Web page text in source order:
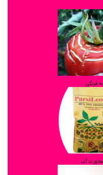
فرنگی
آب